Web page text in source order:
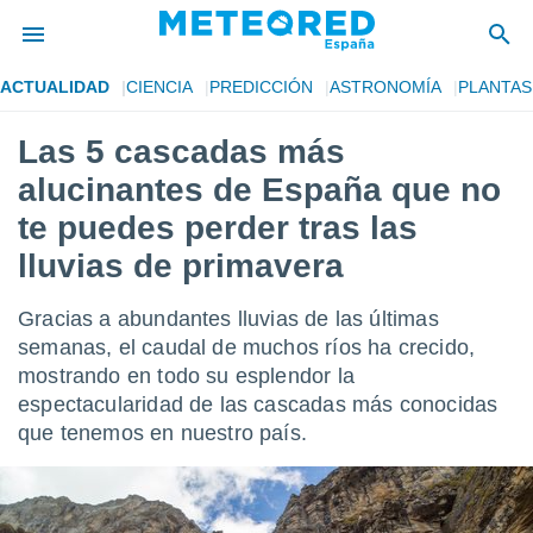
de
por
la
que se
calidad.
las
forma
digital
basada
ACTUALIDAD CIENCIA PREDICCIÓN ASTRONOMÍA PLANTAS
Las 5 cascadas más
alucinantes de España que no
te puedes perder tras las
lluvias de primavera
Gracias a abundantes lluvias de las últimas
semanas, el caudal de muchos ríos ha crecido,
mostrando en todo su esplendor la
espectacularidad de las cascadas más conocidas
que tenemos en nuestro país.